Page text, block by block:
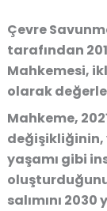
Çevre
tarafından
Mahkemesi,
olarak
Mahkeme,
değişikliğinin,
yaşamı gibi
salımını